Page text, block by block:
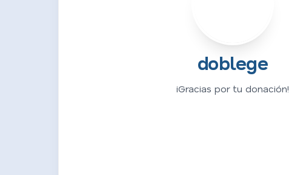
doblege
¡Gracias por tu donación!